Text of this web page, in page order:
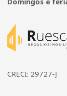
Página
CRECI: 29727-J